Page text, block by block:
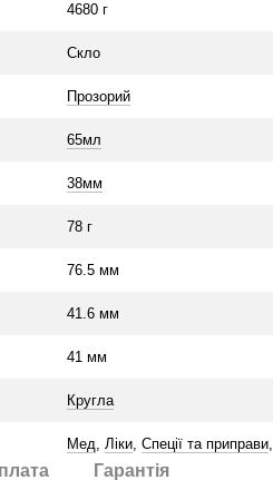
4680 г
Скло
Прозорий
65мл
38мм
78 г
76.5 мм
41.6 мм
41 мм
Кругла
Мед, Ліки, Спеції та приправи,
Гарантія